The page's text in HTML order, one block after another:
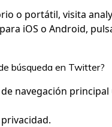
o portátil, visita
para iOS o Android,
búsqueda en Twitter?
navegación